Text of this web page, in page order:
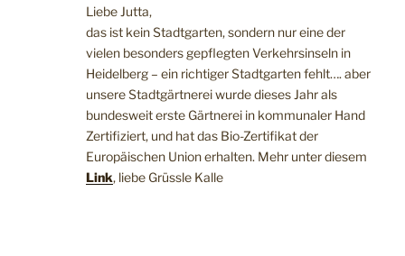
Liebe Jutta,
das ist kein Stadtgarten, sondern nur eine der
vielen besonders gepflegten Verkehrsinseln in
Heidelberg – ein richtiger Stadtgarten fehlt…. aber
unsere Stadtgärtnerei wurde dieses Jahr als
bundesweit erste Gärtnerei in kommunaler Hand
Zertifiziert, und hat das Bio-Zertifikat der
Europäischen Union erhalten. Mehr unter diesem
Link, liebe Grüssle Kalle